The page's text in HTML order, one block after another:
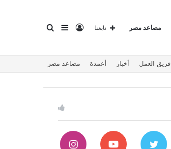
مصاعد مصر إضافة
جانبي
تسجيل تابعنا
فريق العمل أخبار أعمدة مصاعد مصر